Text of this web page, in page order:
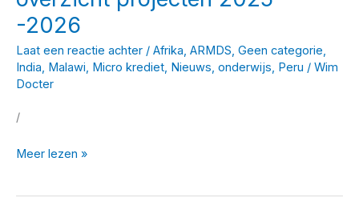
-2026
Laat een reactie achter / Afrika, ARMDS, Geen categorie,
India, Malawi, Micro krediet, Nieuws, onderwijs, Peru / Wim
Docter
/
overzicht
Meer lezen »